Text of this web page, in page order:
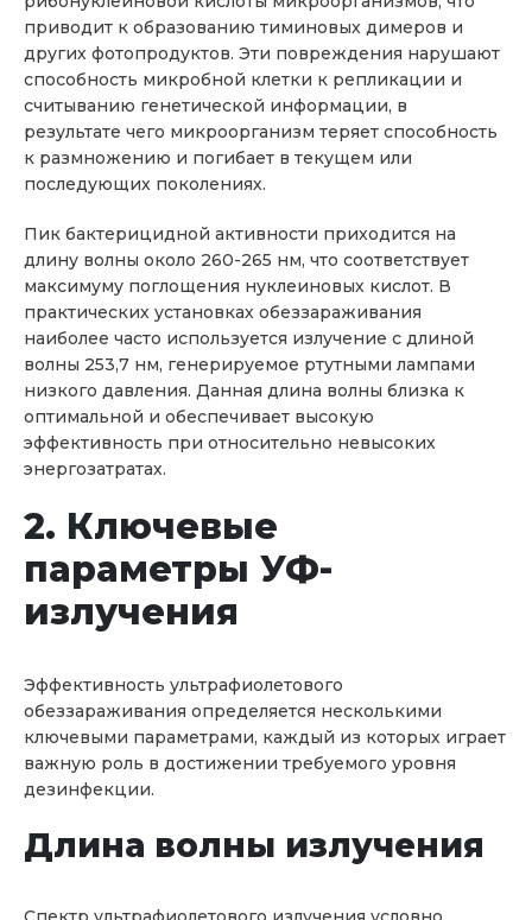
приводит к образованию тиминовых димеров и
других фотопродуктов. Эти повреждения нарушают
способность микробной клетки к репликации и
считыванию генетической информации, в
результате чего микроорганизм теряет способность
к размножению и погибает в текущем или
последующих поколениях.
Пик бактерицидной активности приходится на
длину волны около 260-265 нм, что соответствует
максимуму поглощения нуклеиновых кислот. В
практических установках обеззараживания
наиболее часто используется излучение с длиной
волны 253,7 нм, генерируемое ртутными лампами
низкого давления. Данная длина волны близка к
оптимальной и обеспечивает высокую
эффективность при относительно невысоких
энергозатратах.
2. Ключевые
параметры УФ-
излучения
Эффективность ультрафиолетового
обеззараживания определяется несколькими
ключевыми параметрами, каждый из которых играет
важную роль в достижении требуемого уровня
дезинфекции.
Длина волны излучения